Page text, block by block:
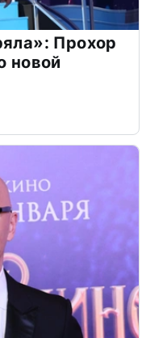
Прохор
новой